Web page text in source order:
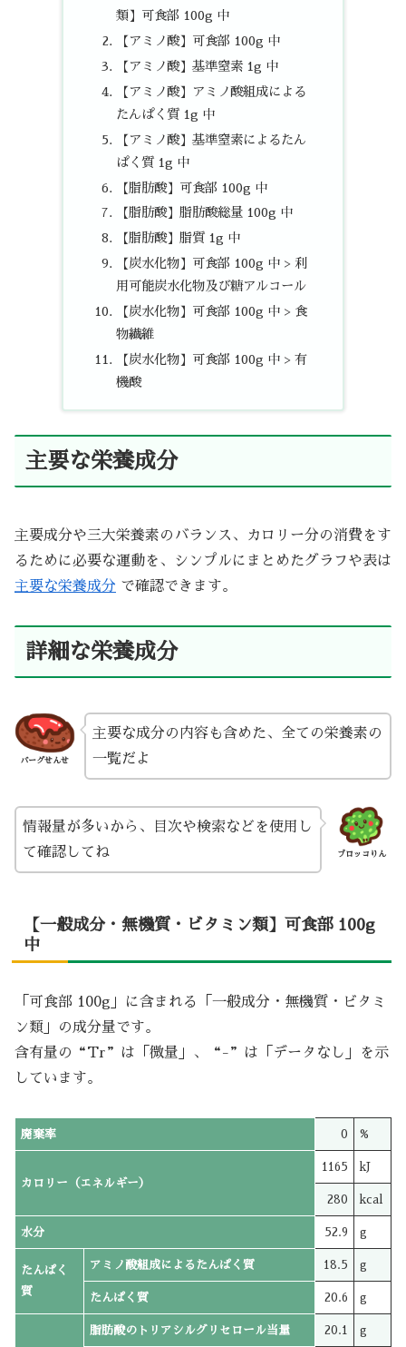
類】可食部 100g 中
【アミノ酸】可食部 100g 中
【アミノ酸】基準窒素 1g 中
【アミノ酸】アミノ酸組成による
たんぱく質 1g 中
【アミノ酸】基準窒素によるたん
ぱく質 1g 中
【脂肪酸】可食部 100g 中
【脂肪酸】脂肪酸総量 100g 中
【脂肪酸】脂質 1g 中
【炭水化物】可食部 100g 中 > 利
用可能炭水化物及び糖アルコール
【炭水化物】可食部 100g 中 > 食
物繊維
【炭水化物】可食部 100g 中 > 有
機酸
主要な栄養成分
主要成分や三大栄養素のバランス、カロリー分の消費をす
るために必要な運動を、シンプルにまとめたグラフや表は
主要な栄養成分 で確認できます。
詳細な栄養成分
バーグせんせ
主要な成分の内容も含めた、全ての栄養素の
一覧だよ
ブロッコりん
情報量が多いから、目次や検索などを使用し
て確認してね
【一般成分・無機質・ビタミン類】可食部 100g
中
「可食部 100g」に含まれる「一般成分・無機質・ビタミ
ン類」の成分量です。
含有量の“Tr”は「微量」、“-”は「データなし」を示
しています。
廃棄率 0 %
カロリー（エネルギー）
1165 kJ
280 kcal
水分 52.9 g
たんぱく
質
アミノ酸組成によるたんぱく質 18.5 g
たんぱく質 20.6 g
脂肪酸のトリアシルグリセロール当量 20.1 g